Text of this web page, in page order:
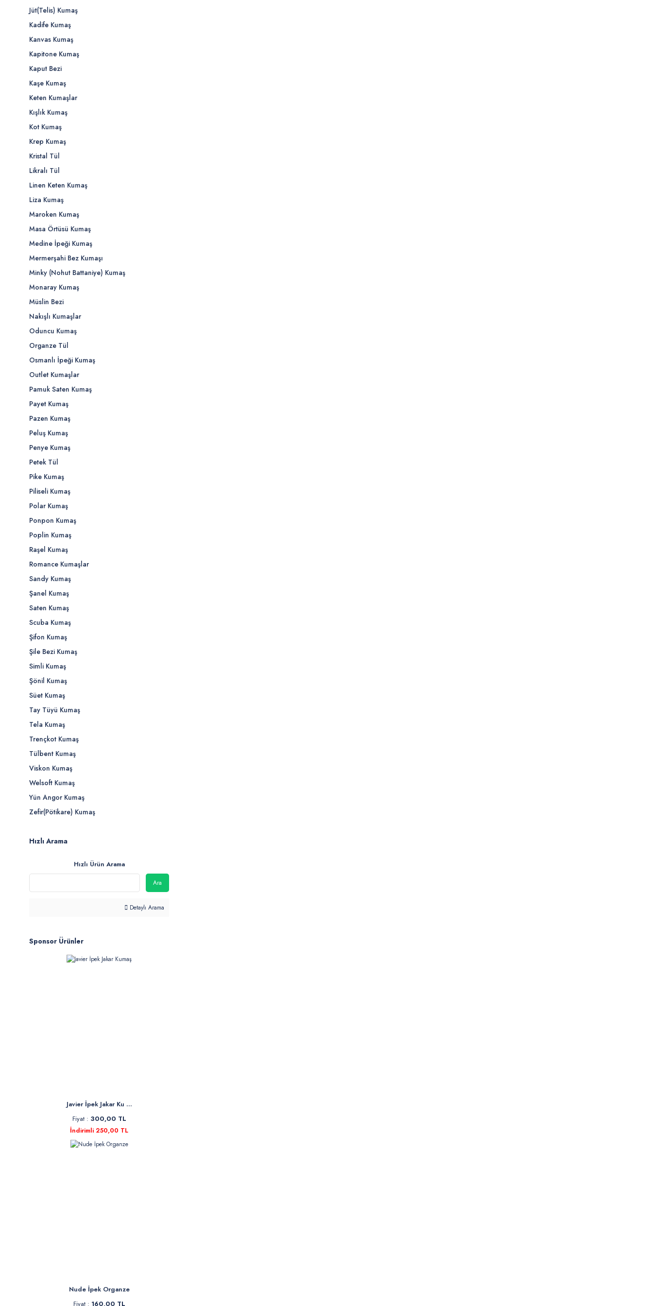
Jüt(Telis) Kumaş
Kadife Kumaş
Kanvas Kumaş
Kapitone Kumaş
Kaput Bezi
Kaşe Kumaş
Keten Kumaşlar
Kışlık Kumaş
Kot Kumaş
Krep Kumaş
Kristal Tül
Likralı Tül
Linen Keten Kumaş
Liza Kumaş
Maroken Kumaş
Masa Örtüsü Kumaş
Medine İpeği Kumaş
Mermerşahi Bez Kumaşı
Minky (Nohut Battaniye) Kumaş
Monaray Kumaş
Müslin Bezi
Nakışlı Kumaşlar
Oduncu Kumaş
Organze Tül
Osmanlı İpeği Kumaş
Outlet Kumaşlar
Pamuk Saten Kumaş
Payet Kumaş
Pazen Kumaş
Peluş Kumaş
Penye Kumaş
Petek Tül
Pike Kumaş
Piliseli Kumaş
Polar Kumaş
Ponpon Kumaş
Poplin Kumaş
Raşel Kumaş
Romance Kumaşlar
Sandy Kumaş
Şanel Kumaş
Saten Kumaş
Scuba Kumaş
Şifon Kumaş
Şile Bezi Kumaş
Simli Kumaş
Şönil Kumaş
Süet Kumaş
Tay Tüyü Kumaş
Tela Kumaş
Trençkot Kumaş
Tülbent Kumaş
Viskon Kumaş
Welsoft Kumaş
Yün Angor Kumaş
Zefir(Pötikare) Kumaş
Hızlı Arama
Hızlı Ürün Arama
Ara
Detaylı Arama
Sponsor Ürünler
Javier İpek Jakar Ku ...
Fiyat : 300,00 TL
İndirimli 250,00 TL
Nude İpek Organze
Fiyat : 160,00 TL